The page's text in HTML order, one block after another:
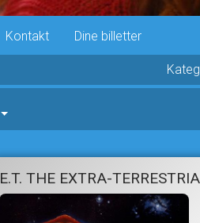
Kontakt Dine billetter
E.T. THE EXTRA-